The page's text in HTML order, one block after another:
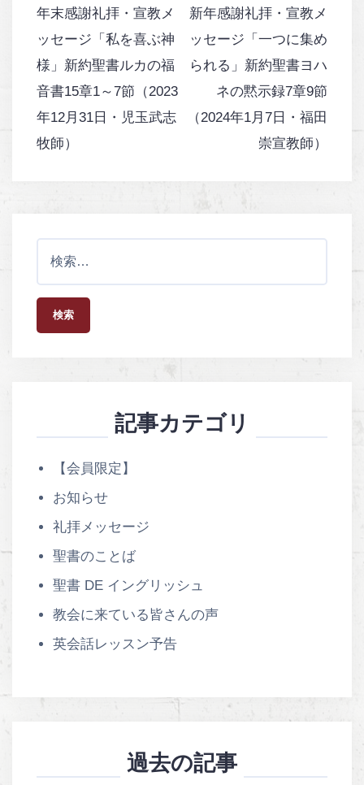
稿
ナ
ビ
ー
シ
年末感謝礼拝・宣教メ
ッセージ「私を喜ぶ神
様」新約聖書ルカの福
音書15章1～7節（2023
年12月31日・児玉武志
牧師）
新年感謝礼拝・宣教メ
ッセージ「一つに集め
られる」新約聖書ヨハ
ネの黙示録7章9節
（2024年1月7日・福田
崇宣教師）
:
記事カテゴリ
【会員限定】
お知らせ
礼拝メッセージ
聖書のことば
聖書 DE イングリッシュ
教会に来ている皆さんの声
英会話レッスン予告
過去の記事